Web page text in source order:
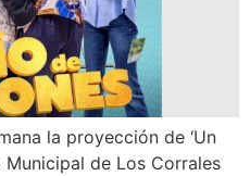
la proyección de ‘Un
Municipal de Los Corrales